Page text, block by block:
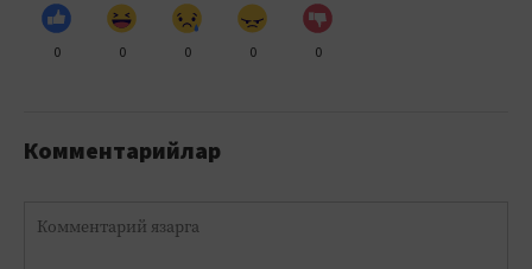
0 0 0 0 0
Комментарийлар